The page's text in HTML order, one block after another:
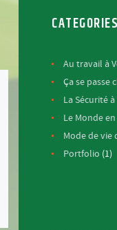
CATEGORIES
Au travail à
Ça se passe
La Sécurité à
Le Monde
Mode de vie
Portfolio (1)